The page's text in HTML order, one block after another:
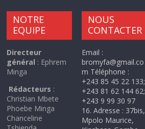
NOTRE
EQUIPE
Directeur
général : Ephrem
Minga
Rédacteurs :
Christian Mbete
Phoebe Minga
Chanceline
NOUS
CONTACTER
Email :
bromyfa@gmail.co
m Téléphone :
+243 85 45 22 133;
+243 81 62 144 62;
+243 9 99 30 97
16. Adresse : 37bis,
Mpolo Maurice,